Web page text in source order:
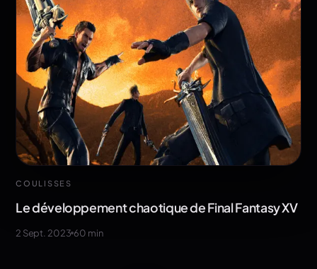
COULISSES
Le développement chaotique de Final Fantasy XV
2 Sept. 2023 60 min